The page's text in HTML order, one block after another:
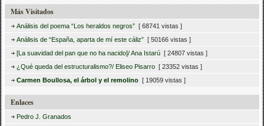
Más Visitados
Análisis del poema “Los heraldos negros” [ 68741 vistas ]
Análisis de “España, aparta de mí este cáliz” [ 50166 vistas ]
[La suavidad del pan que no ha nacido]/ Ana Istarú [ 24807 vistas ]
¿Qué queda del estructuralismo?/ Eliseo Pisarro [ 23352 vistas ]
Carmen Boullosa, el árbol y el remolino [ 19059 vistas ]
Enlaces
Pedro J. Granados